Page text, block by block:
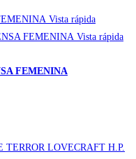
Vista rápida
Vista rápida
FEMENINA